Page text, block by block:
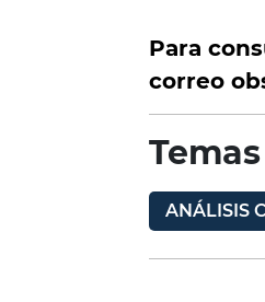
Para
correo
Temas
ANÁLISIS